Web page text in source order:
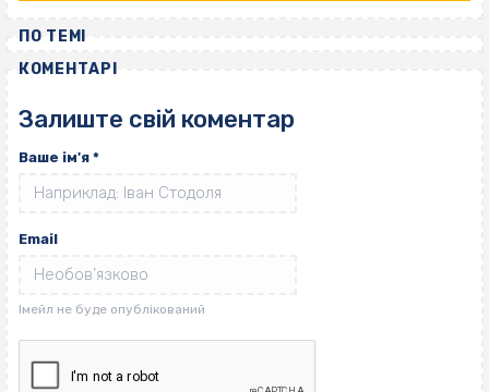
ПО ТЕМІ
КОМЕНТАРІ
Залиште свій коментар
Ваше ім'я *
Email